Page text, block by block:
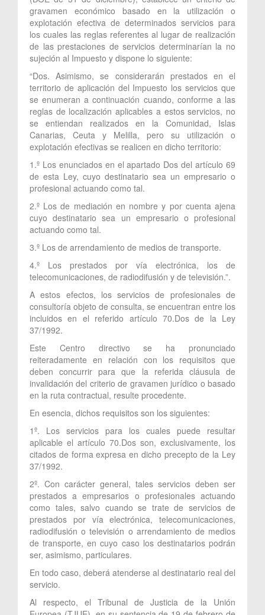
gravamen económico basado en la utilización o
explotación efectiva de determinados servicios para
los cuales las reglas referentes al lugar de realización
de las prestaciones de servicios determinarían la no
sujeción al Impuesto y dispone lo siguiente:
“Dos. Asimismo, se considerarán prestados en el
territorio de aplicación del Impuesto los servicios que
se enumeran a continuación cuando, conforme a las
reglas de localización aplicables a estos servicios, no
se entiendan realizados en la Comunidad, Islas
Canarias, Ceuta y Melilla, pero su utilización o
explotación efectivas se realicen en dicho territorio:
1.º Los enunciados en el apartado Dos del artículo 69
de esta Ley, cuyo destinatario sea un empresario o
profesional actuando como tal.
2.º Los de mediación en nombre y por cuenta ajena
cuyo destinatario sea un empresario o profesional
actuando como tal.
3.º Los de arrendamiento de medios de transporte.
4.º Los prestados por vía electrónica, los de
telecomunicaciones, de radiodifusión y de televisión.”.
A estos efectos, los servicios de profesionales de
consultoría objeto de consulta, se encuentran entre los
incluidos en el referido artículo 70.Dos de la Ley
37/1992.
Este Centro directivo se ha pronunciado
reiteradamente en relación con los requisitos que
deben concurrir para que la referida cláusula de
invalidación del criterio de gravamen jurídico o basado
en la ruta contractual, resulte procedente.
En esencia, dichos requisitos son los siguientes:
1º. Los servicios para los cuales puede resultar
aplicable el artículo 70.Dos son, exclusivamente, los
citados de forma expresa en dicho precepto de la Ley
37/1992.
2º. Con carácter general, tales servicios deben ser
prestados a empresarios o profesionales actuando
como tales, salvo cuando se trate de servicios de
prestados por vía electrónica, telecomunicaciones,
radiodifusión o televisión o arrendamiento de medios
de transporte, en cuyo caso los destinatarios podrán
ser, asimismo, particulares.
En todo caso, deberá atenderse al destinatario real del
servicio.
Al respecto, el Tribunal de Justicia de la Unión